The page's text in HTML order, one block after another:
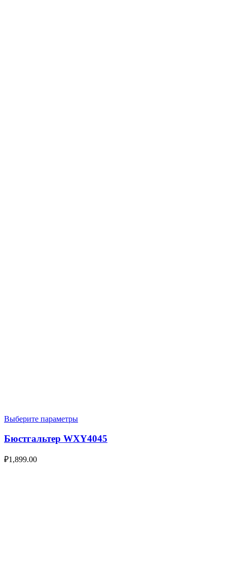
Выберите параметры
Бюстгальтер WXY4045
₽1,899.00